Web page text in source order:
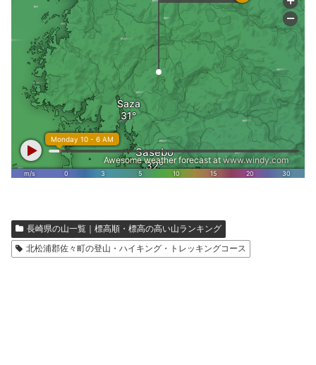
長崎県の山一覧｜標高順・標高の高い山ランキング
北松浦郡佐々町の登山・ハイキング・トレッキングコース